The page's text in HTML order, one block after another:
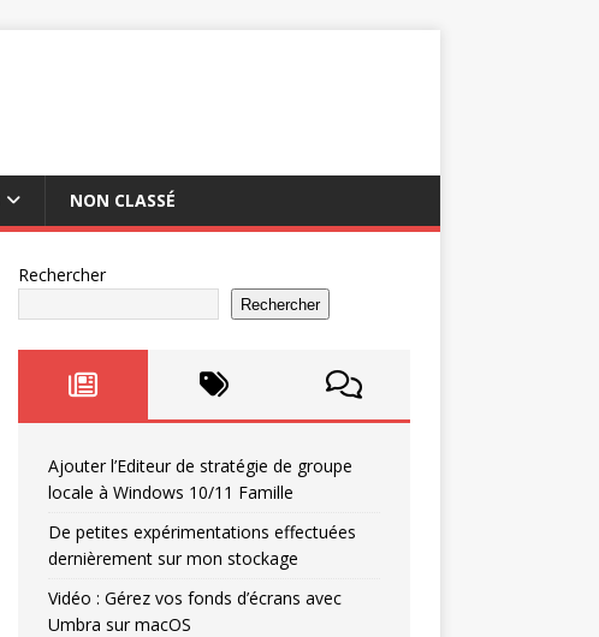
NON CLASSÉ
Rechercher
Rechercher
Ajouter l’Editeur de stratégie de groupe
locale à Windows 10/11 Famille
De petites expérimentations effectuées
dernièrement sur mon stockage
Vidéo : Gérez vos fonds d’écrans avec
Umbra sur macOS